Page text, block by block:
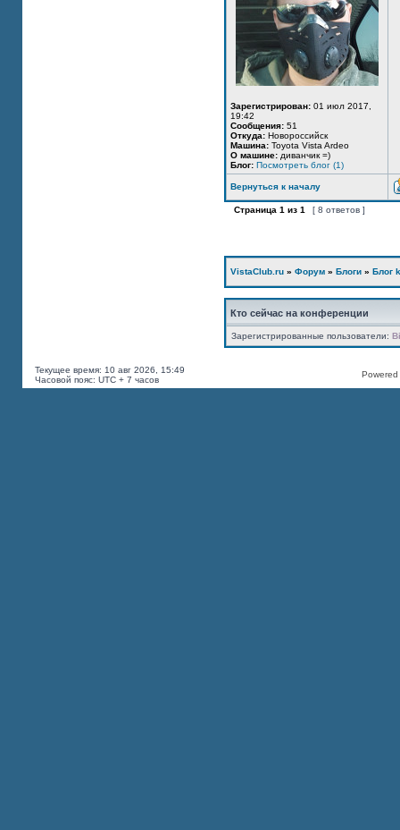
Зарегистрирован: 01 июл 2017,
19:42
Сообщения: 51
Откуда: Новороссийск
Машина: Toyota Vista Ardeo
О машине: диванчик =)
Блог: Посмотреть блог (1)
Вернуться к началу
Страница 1 из 1 [ 8 ответов ]
VistaClub.ru » Форум » Блоги » Блог
Кто сейчас на конференции
Зарегистрированные пользователи:
Текущее время: 10 авг 2026, 15:49
Часовой пояс: UTC + 7 часов